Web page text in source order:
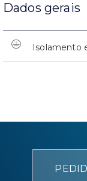
Dados gerais
Isolamento